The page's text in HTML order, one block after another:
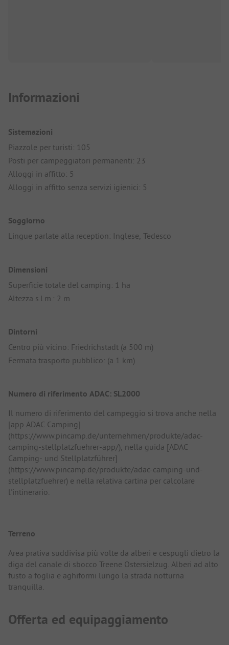
Informazioni
Sistemazioni
Piazzole per turisti: 105
Posti per campeggiatori permanenti: 23
Alloggi in affitto: 5
Alloggi in affitto senza servizi igienici: 5
Soggiorno
Lingue parlate alla reception: Inglese, Tedesco
Dimensioni
Superficie totale del camping: 1 ha
Altezza s.l.m.: 2 m
Dintorni
Centro più vicino: Friedrichstadt (a 500 m)
Fermata trasporto pubblico: (a 1 km)
Numero di riferimento ADAC: SL2000
Il numero di riferimento del campeggio si trova anche nella
[app ADAC Camping]
(https://www.pincamp.de/unternehmen/produkte/adac-
camping-stellplatzfuehrer-app/), nella guida [ADAC
Camping- und Stellplatzführer]
(https://www.pincamp.de/produkte/adac-camping-und-
stellplatzfuehrer) e nella relativa cartina per calcolare
l'intinerario.
Terreno
Area prativa suddivisa più volte da alberi e cespugli dietro la
diga del canale di sbocco Treene Ostersielzug. Alberi ad alto
fusto a foglia e aghiformi lungo la strada notturna
tranquilla.
Offerta ed equipaggiamento